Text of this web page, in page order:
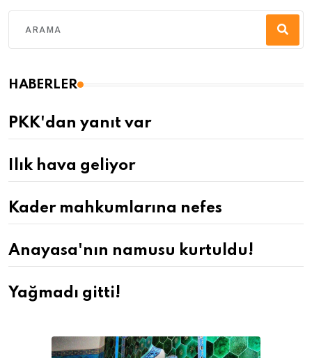
HABERLER
PKK'dan yanıt var
Ilık hava geliyor
Kader mahkumlarına nefes
Anayasa'nın namusu kurtuldu!
Yağmadı gitti!